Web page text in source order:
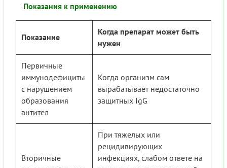
Показания к применению
Показание
Когда препарат может быть
нужен
Первичные
иммунодефициты
с нарушением
образования
антител
Когда организм сам
вырабатывает недостаточно
защитных IgG
Вторичные
При тяжелых или
рецидивирующих
инфекциях, слабом ответе на